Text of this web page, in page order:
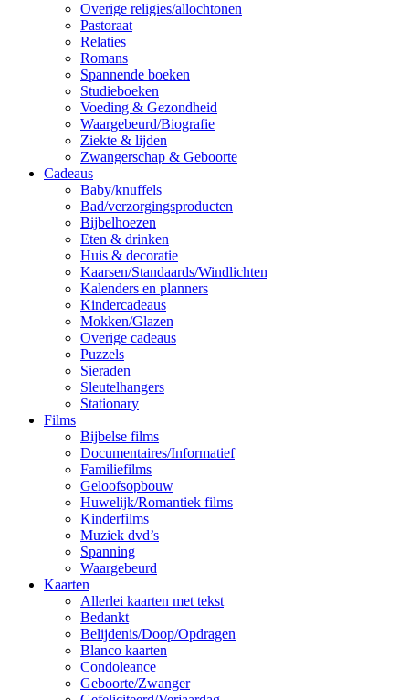
Overige religies/allochtonen
Pastoraat
Relaties
Romans
Spannende boeken
Studieboeken
Voeding & Gezondheid
Waargebeurd/Biografie
Ziekte & lijden
Zwangerschap & Geboorte
Cadeaus
Baby/knuffels
Bad/verzorgingsproducten
Bijbelhoezen
Eten & drinken
Huis & decoratie
Kaarsen/Standaards/Windlichten
Kalenders en planners
Kindercadeaus
Mokken/Glazen
Overige cadeaus
Puzzels
Sieraden
Sleutelhangers
Stationary
Films
Bijbelse films
Documentaires/Informatief
Familiefilms
Geloofsopbouw
Huwelijk/Romantiek films
Kinderfilms
Muziek dvd’s
Spanning
Waargebeurd
Kaarten
Allerlei kaarten met tekst
Bedankt
Belijdenis/Doop/Opdragen
Blanco kaarten
Condoleance
Geboorte/Zwanger